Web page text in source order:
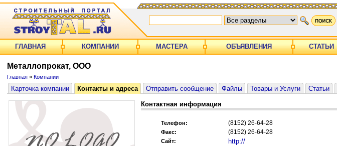
ГЛАВНАЯ КОМПАНИИ МАСТЕРА ОБЪЯВЛЕНИЯ СТАТЬИ
Металлопрокат, ООО
Главная» Компании
Карточка компании Контакты и адреса Отправить сообщение Файлы Товары и Услуги Статьи
Контактная информация
Телефон: (8152) 26-64-28
Факс: (8152) 26-64-28
Сайт:
http://